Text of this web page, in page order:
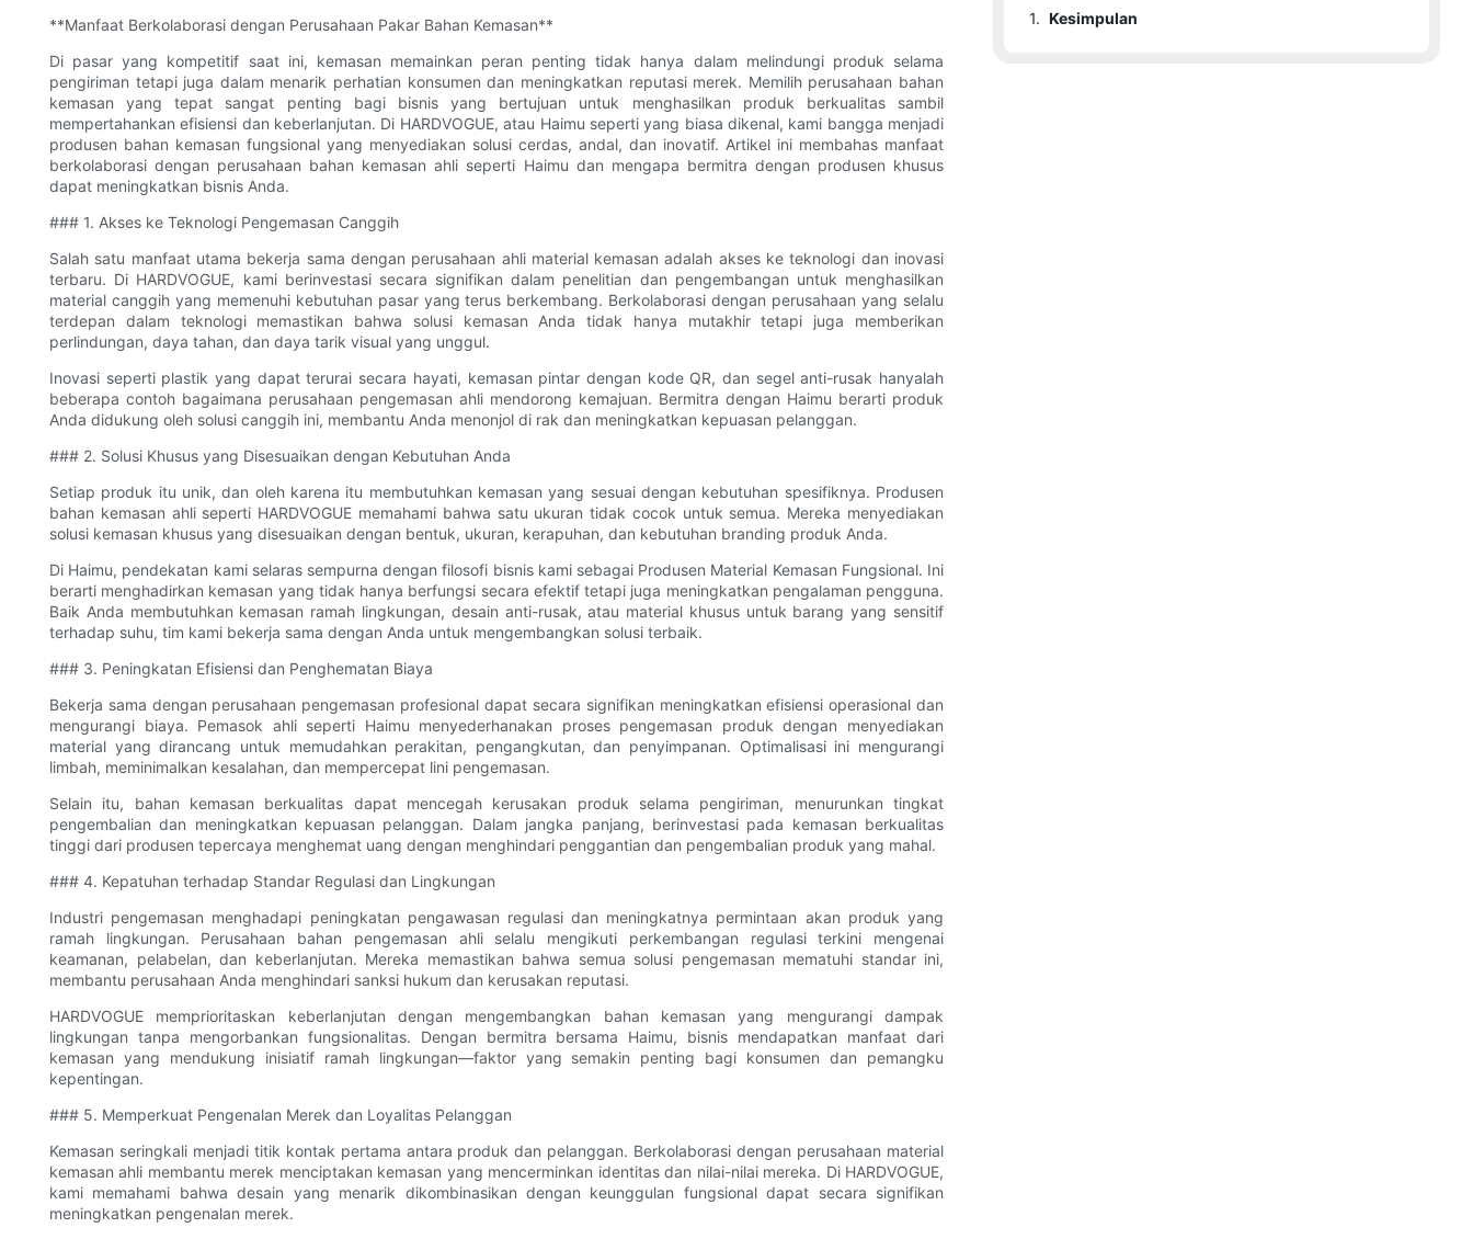
**Manfaat Berkolaborasi dengan Perusahaan Pakar Bahan Kemasan**
Di pasar yang kompetitif saat ini, kemasan memainkan peran penting tidak hanya dalam melindungi produk selama
pengiriman tetapi juga dalam menarik perhatian konsumen dan meningkatkan reputasi merek. Memilih perusahaan bahan
kemasan yang tepat sangat penting bagi bisnis yang bertujuan untuk menghasilkan produk berkualitas sambil
mempertahankan efisiensi dan keberlanjutan. Di HARDVOGUE, atau Haimu seperti yang biasa dikenal, kami bangga menjadi
produsen bahan kemasan fungsional yang menyediakan solusi cerdas, andal, dan inovatif. Artikel ini membahas manfaat
berkolaborasi dengan perusahaan bahan kemasan ahli seperti Haimu dan mengapa bermitra dengan produsen khusus
dapat meningkatkan bisnis Anda.
### 1. Akses ke Teknologi Pengemasan Canggih
Salah satu manfaat utama bekerja sama dengan perusahaan ahli material kemasan adalah akses ke teknologi dan inovasi
terbaru. Di HARDVOGUE, kami berinvestasi secara signifikan dalam penelitian dan pengembangan untuk menghasilkan
material canggih yang memenuhi kebutuhan pasar yang terus berkembang. Berkolaborasi dengan perusahaan yang selalu
terdepan dalam teknologi memastikan bahwa solusi kemasan Anda tidak hanya mutakhir tetapi juga memberikan
perlindungan, daya tahan, dan daya tarik visual yang unggul.
Inovasi seperti plastik yang dapat terurai secara hayati, kemasan pintar dengan kode QR, dan segel anti-rusak hanyalah
beberapa contoh bagaimana perusahaan pengemasan ahli mendorong kemajuan. Bermitra dengan Haimu berarti produk
Anda didukung oleh solusi canggih ini, membantu Anda menonjol di rak dan meningkatkan kepuasan pelanggan.
### 2. Solusi Khusus yang Disesuaikan dengan Kebutuhan Anda
Setiap produk itu unik, dan oleh karena itu membutuhkan kemasan yang sesuai dengan kebutuhan spesifiknya. Produsen
bahan kemasan ahli seperti HARDVOGUE memahami bahwa satu ukuran tidak cocok untuk semua. Mereka menyediakan
solusi kemasan khusus yang disesuaikan dengan bentuk, ukuran, kerapuhan, dan kebutuhan branding produk Anda.
Di Haimu, pendekatan kami selaras sempurna dengan filosofi bisnis kami sebagai Produsen Material Kemasan Fungsional. Ini
berarti menghadirkan kemasan yang tidak hanya berfungsi secara efektif tetapi juga meningkatkan pengalaman pengguna.
Baik Anda membutuhkan kemasan ramah lingkungan, desain anti-rusak, atau material khusus untuk barang yang sensitif
terhadap suhu, tim kami bekerja sama dengan Anda untuk mengembangkan solusi terbaik.
### 3. Peningkatan Efisiensi dan Penghematan Biaya
Bekerja sama dengan perusahaan pengemasan profesional dapat secara signifikan meningkatkan efisiensi operasional dan
mengurangi biaya. Pemasok ahli seperti Haimu menyederhanakan proses pengemasan produk dengan menyediakan
material yang dirancang untuk memudahkan perakitan, pengangkutan, dan penyimpanan. Optimalisasi ini mengurangi
limbah, meminimalkan kesalahan, dan mempercepat lini pengemasan.
Selain itu, bahan kemasan berkualitas dapat mencegah kerusakan produk selama pengiriman, menurunkan tingkat
pengembalian dan meningkatkan kepuasan pelanggan. Dalam jangka panjang, berinvestasi pada kemasan berkualitas
tinggi dari produsen tepercaya menghemat uang dengan menghindari penggantian dan pengembalian produk yang mahal.
### 4. Kepatuhan terhadap Standar Regulasi dan Lingkungan
Industri pengemasan menghadapi peningkatan pengawasan regulasi dan meningkatnya permintaan akan produk yang
ramah lingkungan. Perusahaan bahan pengemasan ahli selalu mengikuti perkembangan regulasi terkini mengenai
keamanan, pelabelan, dan keberlanjutan. Mereka memastikan bahwa semua solusi pengemasan mematuhi standar ini,
membantu perusahaan Anda menghindari sanksi hukum dan kerusakan reputasi.
HARDVOGUE memprioritaskan keberlanjutan dengan mengembangkan bahan kemasan yang mengurangi dampak
lingkungan tanpa mengorbankan fungsionalitas. Dengan bermitra bersama Haimu, bisnis mendapatkan manfaat dari
kemasan yang mendukung inisiatif ramah lingkungan—faktor yang semakin penting bagi konsumen dan pemangku
kepentingan.
### 5. Memperkuat Pengenalan Merek dan Loyalitas Pelanggan
Kemasan seringkali menjadi titik kontak pertama antara produk dan pelanggan. Berkolaborasi dengan perusahaan material
kemasan ahli membantu merek menciptakan kemasan yang mencerminkan identitas dan nilai-nilai mereka. Di HARDVOGUE,
kami memahami bahwa desain yang menarik dikombinasikan dengan keunggulan fungsional dapat secara signifikan
meningkatkan pengenalan merek.
1. Kesimpulan